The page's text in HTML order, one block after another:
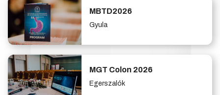
MBTD2026
Gyula
MGT Colon 2026
Egerszalók